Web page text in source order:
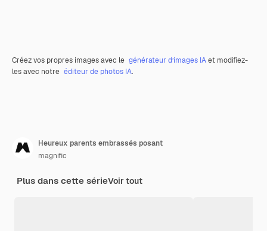
Créez vos propres images avec le générateur d’images IAet modifiez-
les avec notre éditeur de photos IA.
Heureux parents embrassés posant
magnific
Plus dans cette sérieVoir tout